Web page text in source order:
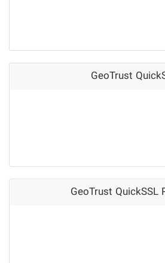
GeoTrust
GeoTrust QuickSSL